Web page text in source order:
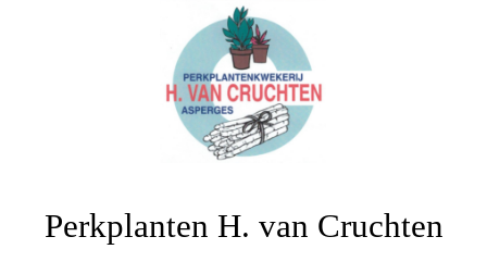
Perkplanten H. van Cruchten